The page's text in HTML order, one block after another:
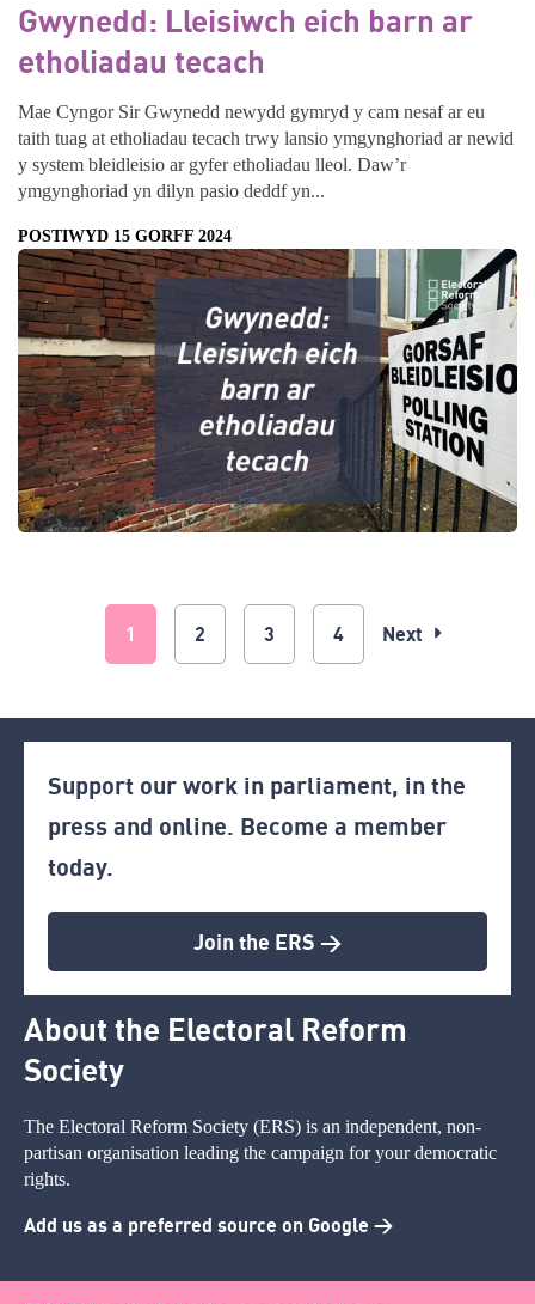
Gwynedd: Lleisiwch eich barn ar
etholiadau tecach
Mae Cyngor Sir Gwynedd newydd gymryd y cam nesaf ar eu
taith tuag at etholiadau tecach trwy lansio ymgynghoriad ar newid
y system bleidleisio ar gyfer etholiadau lleol. Daw’r
ymgynghoriad yn dilyn pasio deddf yn...
POSTIWYD 15 GORFF 2024
1 2 3 4 Next
Support our work in parliament, in the
press and online. Become a member
today.
Join the ERS >
About the Electoral Reform
Society
The Electoral Reform Society (ERS) is an independent, non-
partisan organisation leading the campaign for your democratic
rights.
Add us as a preferred source on Google >